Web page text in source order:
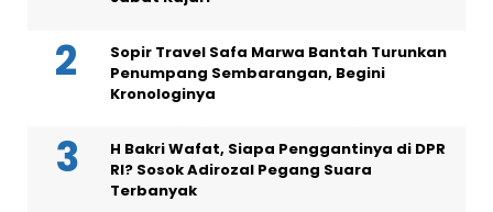
Sopir Travel Safa Marwa Bantah Turunkan
Penumpang Sembarangan, Begini
Kronologinya
H Bakri Wafat, Siapa Penggantinya di DPR
RI? Sosok Adirozal Pegang Suara
Terbanyak